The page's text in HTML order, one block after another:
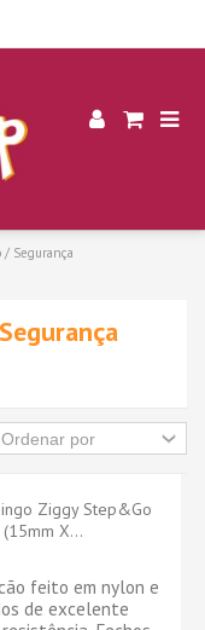
Segurança
Ziggy Step&Go
X...
feito em nylon e
de excelente